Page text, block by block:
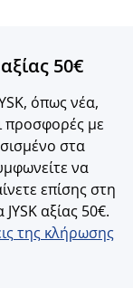
50€
όπως νέα,
προσφορές με
στα
να
επίσης στη
αξίας 50€.
της κλήρωσης